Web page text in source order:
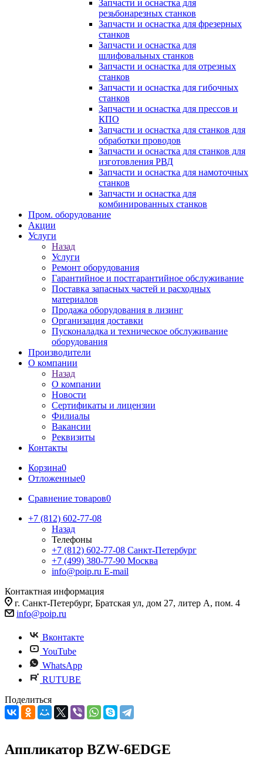
Запчасти и оснастка для
резьбонарезных станков
Запчасти и оснастка для фрезерных
станков
Запчасти и оснастка для
шлифовальных станков
Запчасти и оснастка для отрезных
станков
Запчасти и оснастка для гибочных
станков
Запчасти и оснастка для прессов и
КПО
Запчасти и оснастка для станков для
обработки проводов
Запчасти и оснастка для станков для
изготовления РВД
Запчасти и оснастка для намоточных
станков
Запчасти и оснастка для
комбинированных станков
Пром. оборудование
Акции
Услуги
Назад
Услуги
Ремонт оборудования
Гарантийное и постгарантийное обслуживание
Поставка запасных частей и расходных
материалов
Продажа оборудования в лизинг
Организация доставки
Пусконаладка и техническое обслуживание
оборудования
Производители
О компании
Назад
О компании
Новости
Сертификаты и лицензии
Филиалы
Вакансии
Реквизиты
Контакты
Корзина0
Отложенные0
Сравнение товаров0
+7 (812) 602-77-08
Назад
Телефоны
+7 (812) 602-77-08 Санкт-Петербург
+7 (499) 380-77-90 Москва
info@poip.ru E-mail
Контактная информация
г. Санкт-Петербург, Братская ул, дом 27, литер А, пом. 4
info@poip.ru
Вконтакте
YouTube
WhatsApp
RUTUBE
Поделиться
Аппликатор BZW-6EDGE